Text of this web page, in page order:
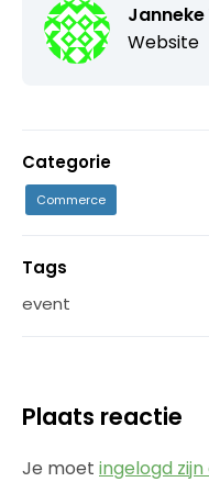
Website
Categorie
Commerce
Tags
event
Plaats reactie
Je moet ingelogd zijn